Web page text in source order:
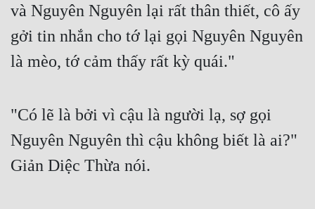
và Nguyên Nguyên lại rất thân thiết, cô ấy
gởi tin nhắn cho tớ lại gọi Nguyên Nguyên
là mèo, tớ cảm thấy rất kỳ quái."
"Có lẽ là bởi vì cậu là người lạ, sợ gọi
Nguyên Nguyên thì cậu không biết là ai?"
Giản Diệc Thừa nói.